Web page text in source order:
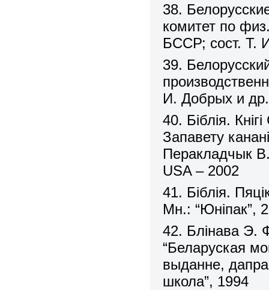
38.
комитет по
БССР; сост. Т.
39.
И. Добрых и
40. Біблія.
Запавету
Перакладчык
USA – 2002
41. Біблія.
Мн.: “Юніпак”,
42. Блінава Э.
“Беларуская
выданне,
школа”, 1994